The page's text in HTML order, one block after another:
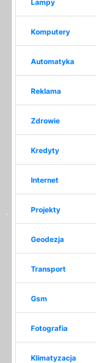
Lampy
Komputery
Automatyka
Reklama
Zdrowie
Kredyty
Internet
Projekty
Geodezja
Transport
Gsm
Fotografia
Klimatyzacja